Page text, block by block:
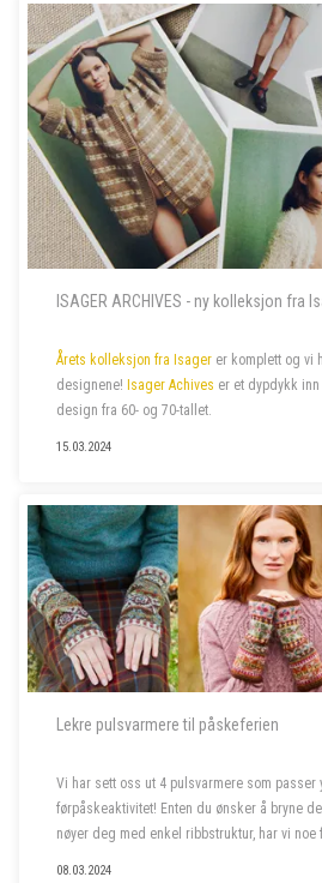
ISAGER ARCHIVES - ny kolleksjon fra
Årets kolleksjon fra Isager er komplett og vi
designene! Isager Achives er et dypdykk
design fra 60- og 70-tallet.
15.03.2024
Lekre pulsvarmere til påskeferien
Vi har sett oss ut 4 pulsvarmere som passer
førpåskeaktivitet! Enten du ønsker å bryne
nøyer deg med enkel ribbstruktur, har vi
08.03.2024